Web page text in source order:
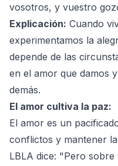
vosotros, y vuestro
Explicación: Cuando
experimentamos la
depende de las
en el amor que damos
demás.
El amor cultiva la paz:
El amor es un
conflictos y mantener
LBLA dice: "Pero sobre